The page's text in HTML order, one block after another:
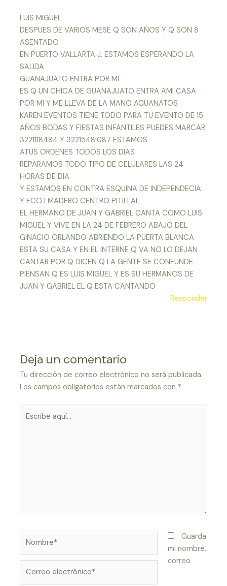
LUIS MIGUEL
DESPUES DE VARIOS MESE Q SON AÑOS Y Q SON 8
ASENTADO
EN PUERTO VALLARTA J. ESTAMOS ESPERANDO LA
SALIDA
GUANAJUATO ENTRA POR MI
ES Q UN CHICA DE GUANAJUATO ENTRA AMI CASA
POR MI Y ME LLEVA DE LA MANO AGUANATOS
KAREN EVENTOS TIENE TODO PARA TU EVENTO DE 15
AÑOS BODAS Y FIESTAS INFANTILES PUEDES MARCAR
3221118484 Y 3221548’087 ESTAMOS
ATUS ORDENES TODOS LOS DIAS
REPARAMOS TODO TIPO DE CELULARES LAS 24
HORAS DE DIA
Y ESTAMOS EN CONTRA ESQUINA DE INDEPENDECIA
Y FCO I MADERO CENTRO PITILLAL
EL HERMANO DE JUAN Y GABRIEL CANTA COMO LUIS
MIGUEL Y VIVE EN LA 24 DE FEBRERO ABAJO DEL
GINACIO ORLANDO ABRIENDO LA PUERTA BLANCA
ESTA SU CASA Y EN EL INTERNE Q VA NO LO DEJAN
CANTAR POR Q DICEN Q LA GENTE SE CONFUNDE
PIENSAN Q ES LUIS MIGUEL Y ES SU HERMANOS DE
JUAN Y GABRIEL EL Q ESTA CANTANDO
Responder
Deja un comentario
Tu dirección de correo electrónico no será publicada.
Los campos obligatorios están marcados con *
electrónico*
Guarda
mi nombre,
correo